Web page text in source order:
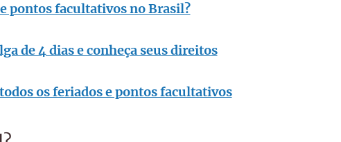
pontos facultativos no Brasil?
de 4 dias e conheça seus direitos
os feriados e pontos facultativos